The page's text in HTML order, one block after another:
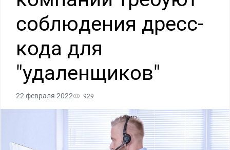
соблюдения дресс-
кода для
"удаленщиков"
22 февраля 2022 929